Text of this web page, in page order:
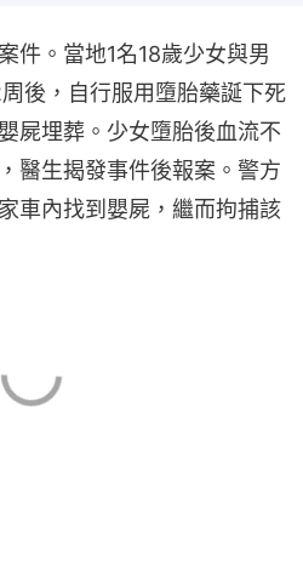
件。當地1名18歲少女與男
後，自行服用墮胎藥誕下死
屍埋葬。少女墮胎後血流不
醫生揭發事件後報案。警方
車內找到嬰屍，繼而拘捕該